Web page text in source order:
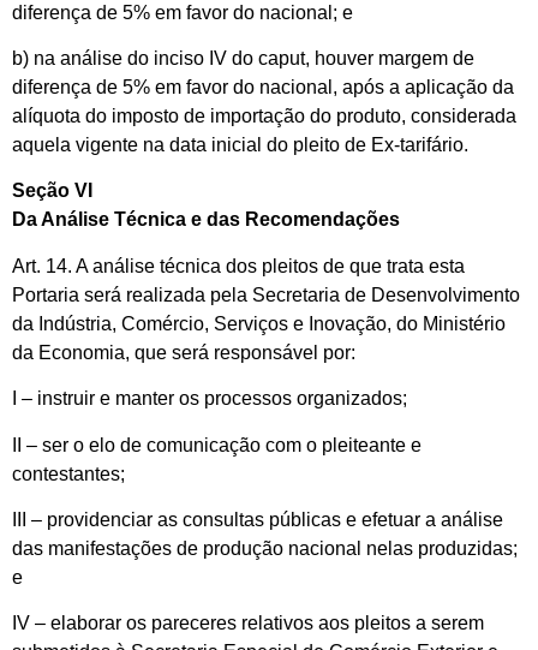
diferença de 5% em favor do nacional; e
b) na análise do inciso IV do caput, houver margem de
diferença de 5% em favor do nacional, após a aplicação da
alíquota do imposto de importação do produto, considerada
aquela vigente na data inicial do pleito de Ex-tarifário.
Seção VI
Da Análise Técnica e das Recomendações
Art. 14. A análise técnica dos pleitos de que trata esta
Portaria será realizada pela Secretaria de Desenvolvimento
da Indústria, Comércio, Serviços e Inovação, do Ministério
da Economia, que será responsável por:
I – instruir e manter os processos organizados;
II – ser o elo de comunicação com o pleiteante e
contestantes;
III – providenciar as consultas públicas e efetuar a análise
das manifestações de produção nacional nelas produzidas;
e
IV – elaborar os pareceres relativos aos pleitos a serem